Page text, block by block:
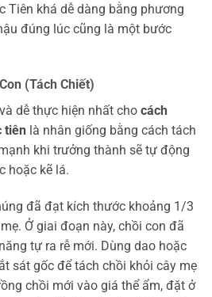
Tiên khá dễ dàng bằng phương
đúng lúc cũng là một bước
(Tách Chiết)
dễ thực hiện nhất cho cách
tiên là nhân giống bằng cách tách
khi trưởng thành sẽ tự động
hoặc kẽ lá.
đã đạt kích thước khoảng 1/3
Ở giai đoạn này, chồi con đã
tự ra rễ mới. Dùng dao hoặc
sát gốc để tách chồi khỏi cây mẹ
chồi mới vào giá thể ẩm, đặt ở